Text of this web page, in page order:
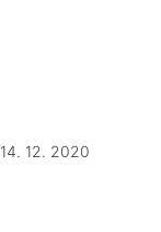
14. 12. 2020